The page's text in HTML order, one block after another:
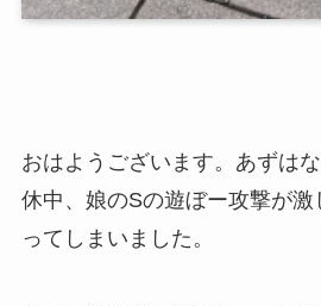
おはようございます。あずは
休中、娘のSの遊ぼー攻撃が
ってしまいました。